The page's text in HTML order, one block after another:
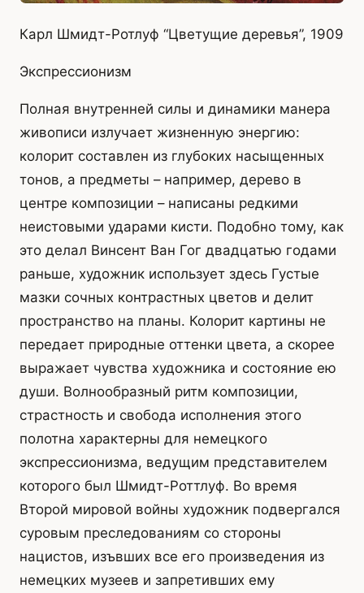
Карл Шмидт-Ротлуф “Цветущие деревья”, 1909
Экспрессионизм
Полная внутренней силы и динамики манера
живописи излучает жизненную энергию:
колорит составлен из глубоких насыщенных
тонов, а предметы – например, дерево в
центре композиции – написаны редкими
неистовыми ударами кисти. Подобно тому, как
это делал Винсент Ван Гог двадцатью годами
раньше, художник использует здесь Густые
мазки сочных контрастных цветов и делит
пространство на планы. Колорит картины не
передает природные оттенки цвета, а скорее
выражает чувства художника и состояние ею
души. Волнообразный ритм композиции,
страстность и свобода исполнения этого
полотна характерны для немецкого
экспрессионизма, ведущим представителем
которого был Шмидт-Роттлуф. Во время
Второй мировой войны художник подвергался
суровым преследованиям со стороны
нацистов, изъвших все его произведения из
немецких музеев и запретивших ему